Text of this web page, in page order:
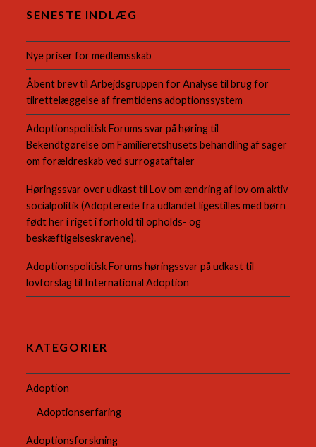
SENESTE INDLÆG
Nye priser for medlemsskab
Åbent brev til Arbejdsgruppen for Analyse til brug for
tilrettelæggelse af fremtidens adoptionssystem
Adoptionspolitisk Forums svar på høring til
Bekendtgørelse om Familieretshusets behandling af sager
om forældreskab ved surrogataftaler
Høringssvar over udkast til Lov om ændring af lov om aktiv
socialpolitik (Adopterede fra udlandet ligestilles med børn
født her i riget i forhold til opholds- og
beskæftigelseskravene).
Adoptionspolitisk Forums høringssvar på udkast til
lovforslag til International Adoption
KATEGORIER
Adoption
Adoptionserfaring
Adoptionsforskning